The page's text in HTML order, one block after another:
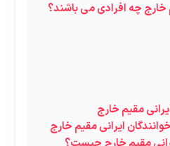
خارج چه افرادی می باشند؟
مقیم خارج
ایرانی مقیم خارج